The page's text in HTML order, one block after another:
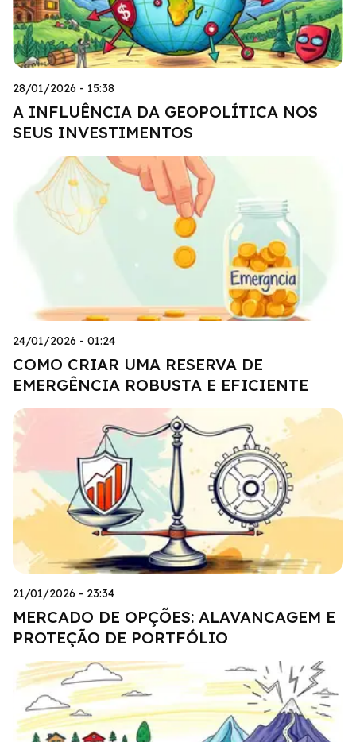
28/01/2026 - 15:38
A INFLUÊNCIA DA GEOPOLÍTICA NOS
SEUS INVESTIMENTOS
24/01/2026 - 01:24
COMO CRIAR UMA RESERVA DE
EMERGÊNCIA ROBUSTA E EFICIENTE
21/01/2026 - 23:34
MERCADO DE OPÇÕES: ALAVANCAGEM E
PROTEÇÃO DE PORTFÓLIO